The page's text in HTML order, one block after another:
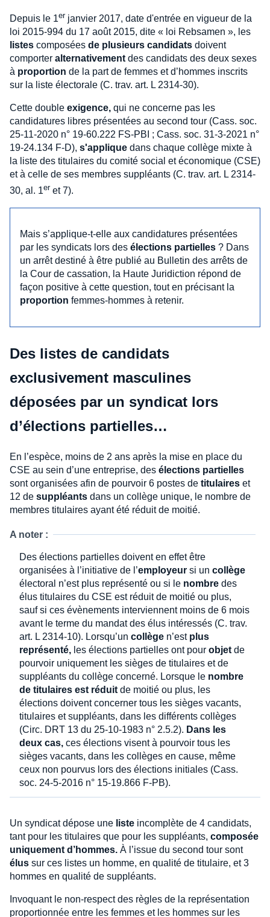
Depuis le 1er janvier 2017, date d'entrée en vigueur de la
loi 2015-994 du 17 août 2015, dite « loi Rebsamen », les
listes composées de plusieurs candidats doivent
comporter alternativement des candidats des deux sexes
à proportion de la part de femmes et d’hommes inscrits
sur la liste électorale (C. trav. art. L 2314-30).
Cette double exigence, qui ne concerne pas les
candidatures libres présentées au second tour (Cass. soc.
25-11-2020 n° 19-60.222 FS-PBI ; Cass. soc. 31-3-2021 n°
19-24.134 F-D), s'applique dans chaque collège mixte à
la liste des titulaires du comité social et économique (CSE)
et à celle de ses membres suppléants (C. trav. art. L 2314-
30, al. 1er et 7).
Mais s’applique-t-elle aux candidatures présentées
par les syndicats lors des élections partielles ? Dans
un arrêt destiné à être publié au Bulletin des arrêts de
la Cour de cassation, la Haute Juridiction répond de
façon positive à cette question, tout en précisant la
proportion femmes-hommes à retenir.
Des listes de candidats
exclusivement masculines
déposées par un syndicat lors
d’élections partielles…
En l’espèce, moins de 2 ans après la mise en place du
CSE au sein d’une entreprise, des élections partielles
sont organisées afin de pourvoir 6 postes de titulaires et
12 de suppléants dans un collège unique, le nombre de
membres titulaires ayant été réduit de moitié.
A noter :
Des élections partielles doivent en effet être
organisées à l’initiative de l’employeur si un collège
électoral n’est plus représenté ou si le nombre des
élus titulaires du CSE est réduit de moitié ou plus,
sauf si ces évènements interviennent moins de 6 mois
avant le terme du mandat des élus intéressés (C. trav.
art. L 2314-10). Lorsqu’un collège n’est plus
représenté, les élections partielles ont pour objet de
pourvoir uniquement les sièges de titulaires et de
suppléants du collège concerné. Lorsque le nombre
de titulaires est réduit de moitié ou plus, les
élections doivent concerner tous les sièges vacants,
titulaires et suppléants, dans les différents collèges
(Circ. DRT 13 du 25-10-1983 n° 2.5.2). Dans les
deux cas, ces élections visent à pourvoir tous les
sièges vacants, dans les collèges en cause, même
ceux non pourvus lors des élections initiales (Cass.
soc. 24-5-2016 n° 15-19.866 F-PB).
Un syndicat dépose une liste incomplète de 4 candidats,
tant pour les titulaires que pour les suppléants, composée
uniquement d’hommes. À l’issue du second tour sont
élus sur ces listes un homme, en qualité de titulaire, et 3
hommes en qualité de suppléants.
Invoquant le non-respect des règles de la représentation
proportionnée entre les femmes et les hommes sur les